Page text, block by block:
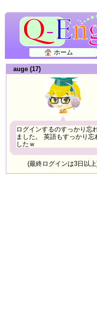
ホーム
auge (17)
ログインするのすっかり忘
ました。 英語もすっかり忘
したｗ
(最終ログインは3日以